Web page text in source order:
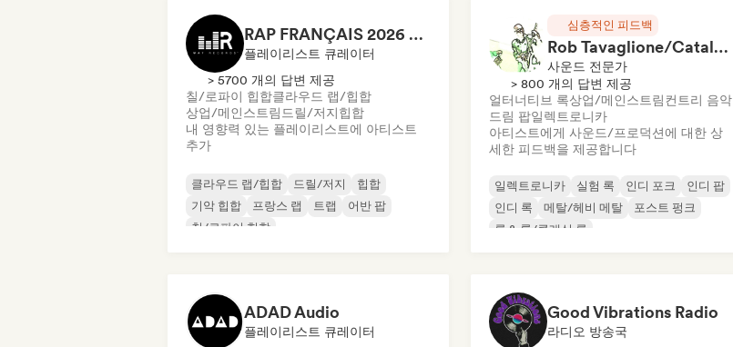
RAP FRANÇAIS 2026 🔥🇫🇷 (Way Records)
플레이리스트 큐레이터
> 5700 개의 답변 제공
칠/로파이 힙합클라우드 랩/힙합
상업/메인스트림 드릴/저지힙합
내 영향력 있는 플레이리스트에 아티스트
추가
클라우드 랩/힙합 드릴/저지
힙합
기악 힙합
프랑스 랩 트랩
어반 팝
칠/로파이 힙합
심층적인 피드백
Rob Tavaglione/Catalyst Recording
사운드 전문가
> 800 개의 답변 제공
얼터너티브 록상업/메인스트림컨트리 음악
드림 팝일렉트로니카
아티스트에게 사운드/프로덕션에 대한 상
세한 피드백을 제공합니다
일렉트로니카 실험 록 인디 포크
인디 팝
인디 록
메탈/헤비 메탈
포스트 펑크
록 & 롤/클래식 록
ADAD Audio
플레이리스트 큐레이터
Good Vibrations Radio
라디오 방송국